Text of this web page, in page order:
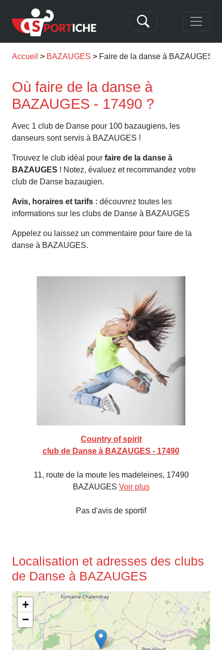
Accueil BAZAUGES Faire de la danse à BAZAUGES
Où faire de la danse à
BAZAUGES - 17490 ?
Avec 1 club de Danse pour 100 bazaugiens, les
danseurs sont servis à BAZAUGES !
Trouvez le club idéal pour faire de la danse à
BAZAUGES ! Notez, évaluez et recommandez votre
club de Danse bazaugien.
Avis, horaires et tarifs : découvrez toutes les
informations sur les clubs de Danse à BAZAUGES
Appelez ou laissez un commentaire pour faire de la
danse à BAZAUGES.
Country of spirit
club de Danse à BAZAUGES - 17490
11, route de la moute les madeleines, 17490
BAZAUGES Voir plus
Pas d'avis de sportif
Localisation et adresses des clubs
de Danse à BAZAUGES
+
−